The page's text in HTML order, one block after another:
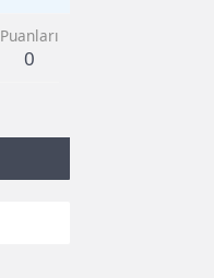
Puanları
0